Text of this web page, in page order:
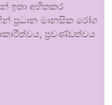
ඉතා අහිතකර
ප්‍රධාන මානසික රෝග
ප්‍රචණ්ඩත්වය